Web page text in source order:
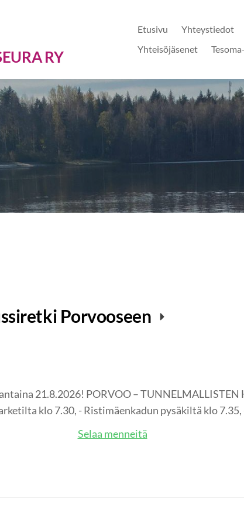
RY
Etusivu Yhteystiedot
Yhteisöjäsenet
Porvooseen
21.8.2026! PORVOO – TUNNELMALLISTEN
klo 7.30, - Ristimäenkadun pysäkiltä klo
Selaa menneitä